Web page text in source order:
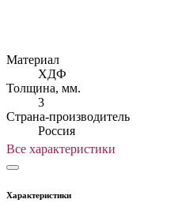
Материал
ХДФ
Толщина, мм.
3
Страна-производитель
Россия
Все характеристики
Характеристики